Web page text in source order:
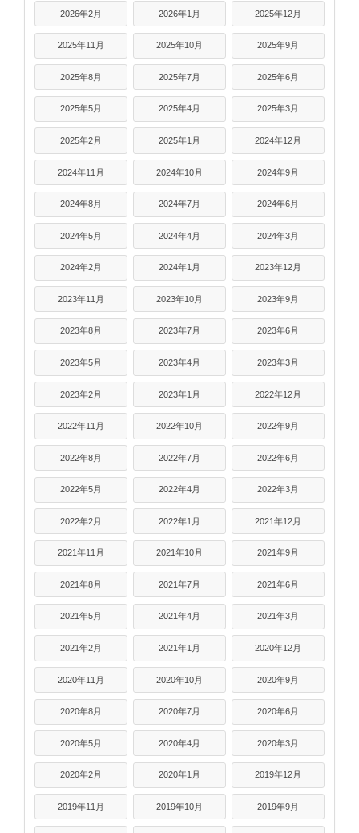
2026年2月 2026年1月 2025年12月
2025年11月 2025年10月 2025年9月
2025年8月 2025年7月 2025年6月
2025年5月 2025年4月 2025年3月
2025年2月 2025年1月 2024年12月
2024年11月 2024年10月 2024年9月
2024年8月 2024年7月 2024年6月
2024年5月 2024年4月 2024年3月
2024年2月 2024年1月 2023年12月
2023年11月 2023年10月 2023年9月
2023年8月 2023年7月 2023年6月
2023年5月 2023年4月 2023年3月
2023年2月 2023年1月 2022年12月
2022年11月 2022年10月 2022年9月
2022年8月 2022年7月 2022年6月
2022年5月 2022年4月 2022年3月
2022年2月 2022年1月 2021年12月
2021年11月 2021年10月 2021年9月
2021年8月 2021年7月 2021年6月
2021年5月 2021年4月 2021年3月
2021年2月 2021年1月 2020年12月
2020年11月 2020年10月 2020年9月
2020年8月 2020年7月 2020年6月
2020年5月 2020年4月 2020年3月
2020年2月 2020年1月 2019年12月
2019年11月 2019年10月 2019年9月